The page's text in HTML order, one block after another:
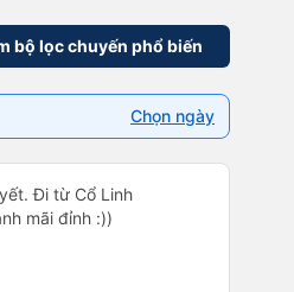
bộ lọc chuyến phổ biến
Chọn ngày
Đi từ Cổ Linh
mãi đỉnh :))